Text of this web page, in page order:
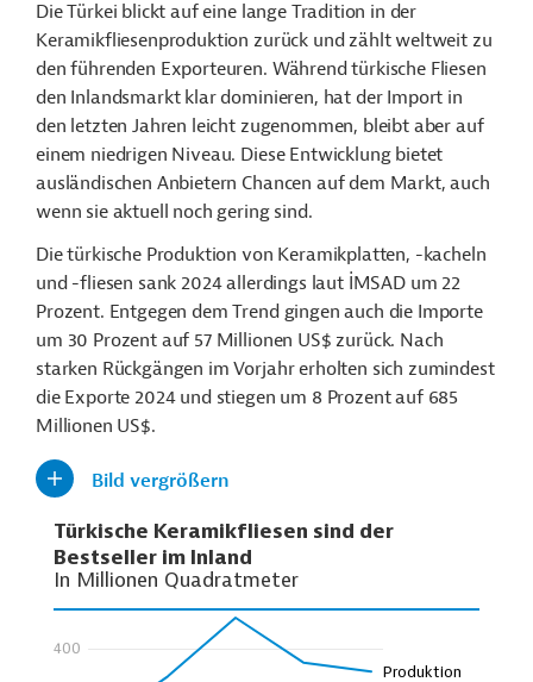
Die Türkei blickt auf eine lange Tradition in der
Keramikfliesenproduktion zurück und zählt weltweit zu
den führenden Exporteuren. Während türkische Fliesen
den Inlandsmarkt klar dominieren, hat der Import in
den letzten Jahren leicht zugenommen, bleibt aber auf
einem niedrigen Niveau. Diese Entwicklung bietet
ausländischen Anbietern Chancen auf dem Markt, auch
wenn sie aktuell noch gering sind.
Die türkische Produktion von Keramikplatten, -kacheln
und -fliesen sank 2024 allerdings laut İMSAD um 22
Prozent. Entgegen dem Trend gingen auch die Importe
um 30 Prozent auf 57 Millionen US$ zurück. Nach
starken Rückgängen im Vorjahr erholten sich zumindest
die Exporte 2024 und stiegen um 8 Prozent auf 685
Millionen US$.
Bild vergrößern